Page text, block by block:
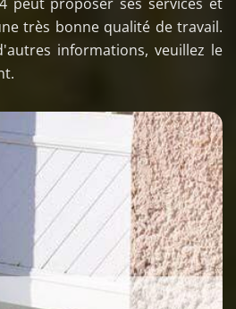
très bonne qualité de travail.
informations, veuillez le